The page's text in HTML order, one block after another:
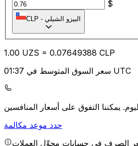
$
CLP - البيزو الشيلي
1.00 UZS = 0.07649388 CLP
سعر السوق المتوسط في 01:37 UTC
حدد موعد مكالمة
الصرف في حسابات محوِّل العملات